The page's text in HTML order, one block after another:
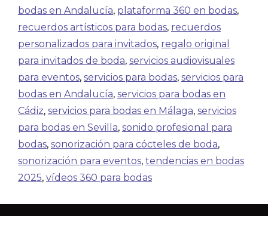
bodas en Andalucía, plataforma 360 en bodas,
recuerdos artísticos para bodas, recuerdos
personalizados para invitados, regalo original
para invitados de boda, servicios audiovisuales
para eventos, servicios para bodas, servicios para
bodas en Andalucía, servicios para bodas en
Cádiz, servicios para bodas en Málaga, servicios
para bodas en Sevilla, sonido profesional para
bodas, sonorización para cócteles de boda,
sonorización para eventos, tendencias en bodas
2025, vídeos 360 para bodas